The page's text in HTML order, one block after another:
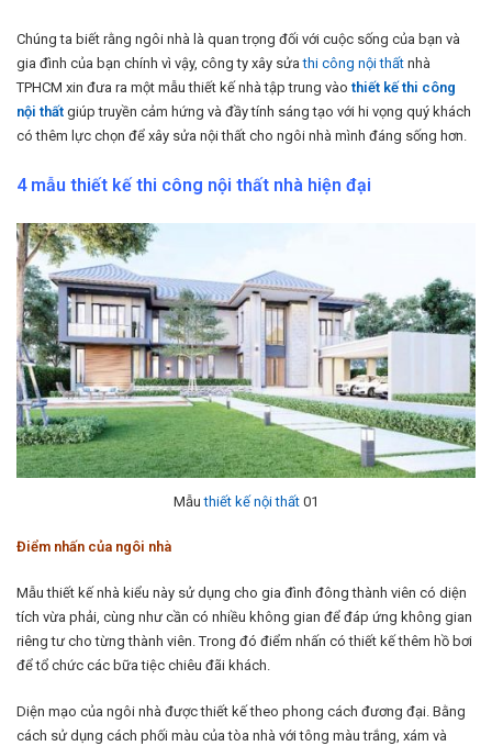
Chúng ta biết rằng ngôi nhà là quan trọng đối với cuộc sống của bạn và
gia đình của bạn chính vì vậy, công ty xây sửathi công nội thất nhà
TPHCM xin đưa ra một mẫu thiết kế nhà tập trung vào thiết kế thi công
nội thất giúp truyền cảm hứng và đầy tính sáng tạo với hi vọng quý khách
có thêm lực chọn để xây sửa nội thất cho ngôi nhà mình đáng sống hơn.
4 mẫu thiết kế thi công nội thất nhà hiện đại
Mẫuthiết kế nội thất 01
Điểm nhấn của ngôi nhà
Mẫu thiết kế nhà kiểu này sử dụng cho gia đình đông thành viên có diện
tích vừa phải, cùng như cần có nhiều không gian để đáp ứng không gian
riêng tư cho từng thành viên. Trong đó điểm nhấn có thiết kế thêm hồ bơi
để tổ chức các bữa tiệc chiêu đãi khách.
Diện mạo của ngôi nhà được thiết kế theo phong cách đương đại. Bằng
cách sử dụng cách phối màu của tòa nhà với tông màu trắng, xám và